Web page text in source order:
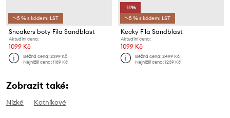
*-5 % s kódem: LST
Sneakers boty Fila Sandblast
Aktuální cena:
1099 Kč
Běžná cena:2399 Kč
Nejnižší cena:1189 Kč
-11%
*-5 % s kódem: LST
Kecky Fila Sandblast
Aktuální cena:
1099 Kč
Běžná cena:2499 Kč
Nejnižší cena:1239 Kč
Zobrazit také:
Nízké Kotníkové